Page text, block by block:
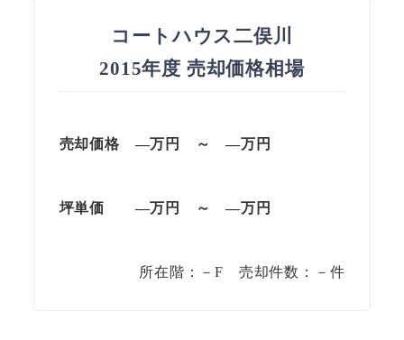
コートハウス二俣川
2015年度 売却価格相場
売却価格 —万円 ～ —万円
坪単価 —万円 ～—万円
所在階：－F 売却件数：－件